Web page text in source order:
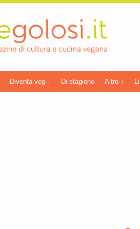
Diventa veg ↓ Di stagione Altro ↓